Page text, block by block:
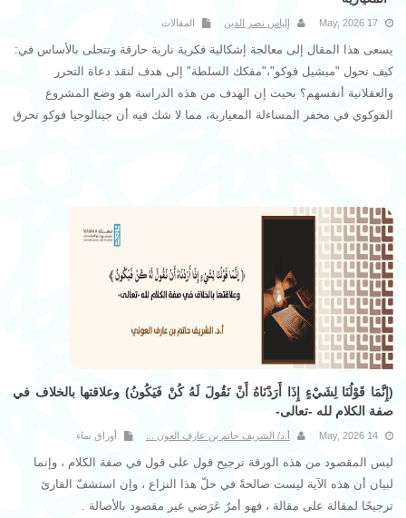
17 May, 2026 إلياس نصر الدين المقالات
يسعى هذا المقال إلى معالجة إشكالية فكرية نارية حارقة وتتجلى بالأساس في:
كيف تحول "ميشيل فوكو"،"مفكك السلطة" إلى هدف لنقد دعاة التحرر
والعقلانية أنفسهم؟ بحيث إن الهدف من هذه الدراسة هو وضع المشروع
الفوكوي في مخفر المساءلة المعيارية، مما لا شك فيه أن جينالوجيا فوكو تحرق
(إِنَّمَا قَوْلُنَا لِشَيْءٍ إِذَا أَرَدْنَاهُ أَنْ نَقُولَ لَهُ كُنْ فَيَكُونُ) وعلاقتها بالخلاف في
صفة الكلام لله -تعالى-
14 May, 2026 أ.د/ الشريف حاتم بن عارف العون أوراق نماء
ليس المقصود من هذه الورقة ترجيح قول على قول في صفة الكلام ، وإنما
لبيان أن هذه الآية ليست صالحةً في حلّ هذا النزاع ، وإن استشفّ القارئ
ترجيحًا لمقالة على مقالة ، فهو أمرٌ عَرَضي غير مقصود بالأصالة .